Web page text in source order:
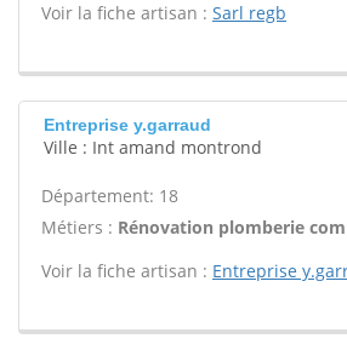
Voir la fiche artisan : Sarl regb
Entreprise y.garraud
Ville : Int amand montrond
Département: 18
Métiers : Rénovation plomberie
Voir la fiche artisan : Entreprise